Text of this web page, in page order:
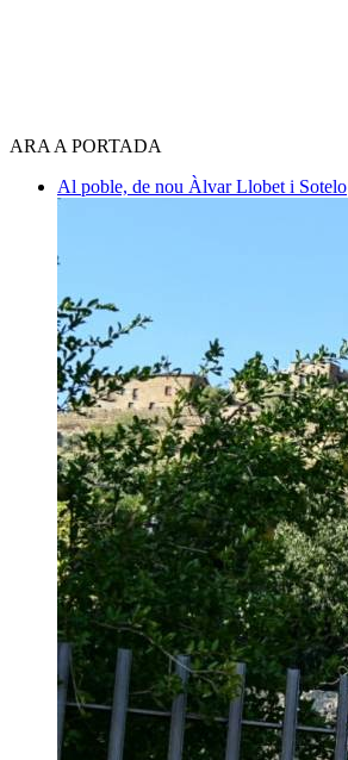
ARA A PORTADA
Al poble, de nou Àlvar Llobet i Sotelo